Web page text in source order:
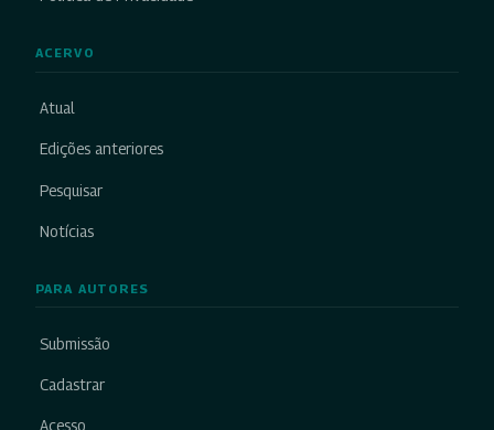
ACERVO
Atual
Edições anteriores
Pesquisar
Notícias
PARA AUTORES
Submissão
Cadastrar
Acesso